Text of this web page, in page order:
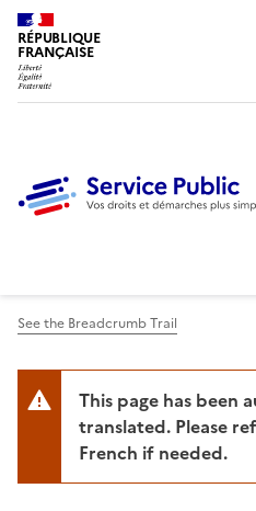
RÉPUBLIQUE
FRANÇAISE
See the Breadcrumb Trail
This page has been automatically
translated. Please
French if needed.